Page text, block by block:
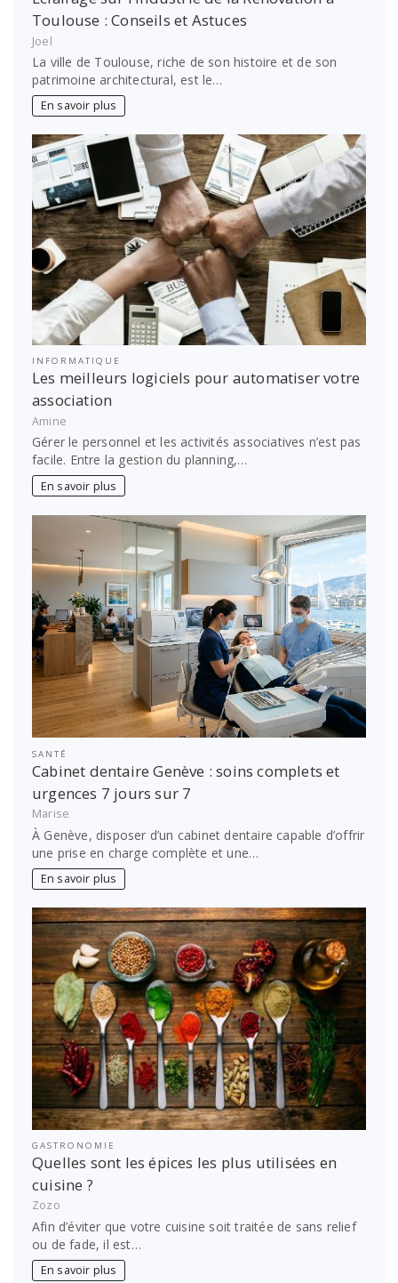
Toulouse : Conseils et Astuces
Joel
La ville de Toulouse, riche de son histoire et de son
patrimoine architectural, est le…
En savoir plus
INFORMATIQUE
Les meilleurs logiciels pour automatiser votre
association
Amine
Gérer le personnel et les activités associatives n’est pas
facile. Entre la gestion du planning,…
En savoir plus
SANTÉ
Cabinet dentaire Genève : soins complets et
urgences 7 jours sur 7
Marise
À Genève, disposer d’un cabinet dentaire capable d’offrir
une prise en charge complète et une…
En savoir plus
GASTRONOMIE
Quelles sont les épices les plus utilisées en
cuisine ?
Zozo
Afin d’éviter que votre cuisine soit traitée de sans relief
ou de fade, il est…
En savoir plus